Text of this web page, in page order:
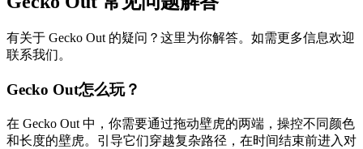
有关于 Gecko Out 的疑问？这里为你解答。如需更多信息欢迎
联系我们。
Gecko Out怎么玩？
在 Gecko Out 中，你需要通过拖动壁虎的两端，操控不同颜色
和长度的壁虎。引导它们穿越复杂路径，在时间结束前进入对